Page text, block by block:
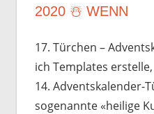
2020 ☃️️ WENN
17. Türchen –
ich Templates
14. Adventskalender-
sogenannte «heilige